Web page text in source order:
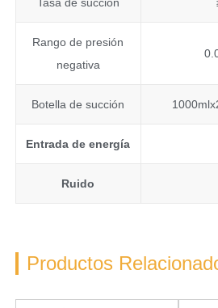
Rango de presión
negativa
Botella de succión
Entrada de energía
Ruido
Productos